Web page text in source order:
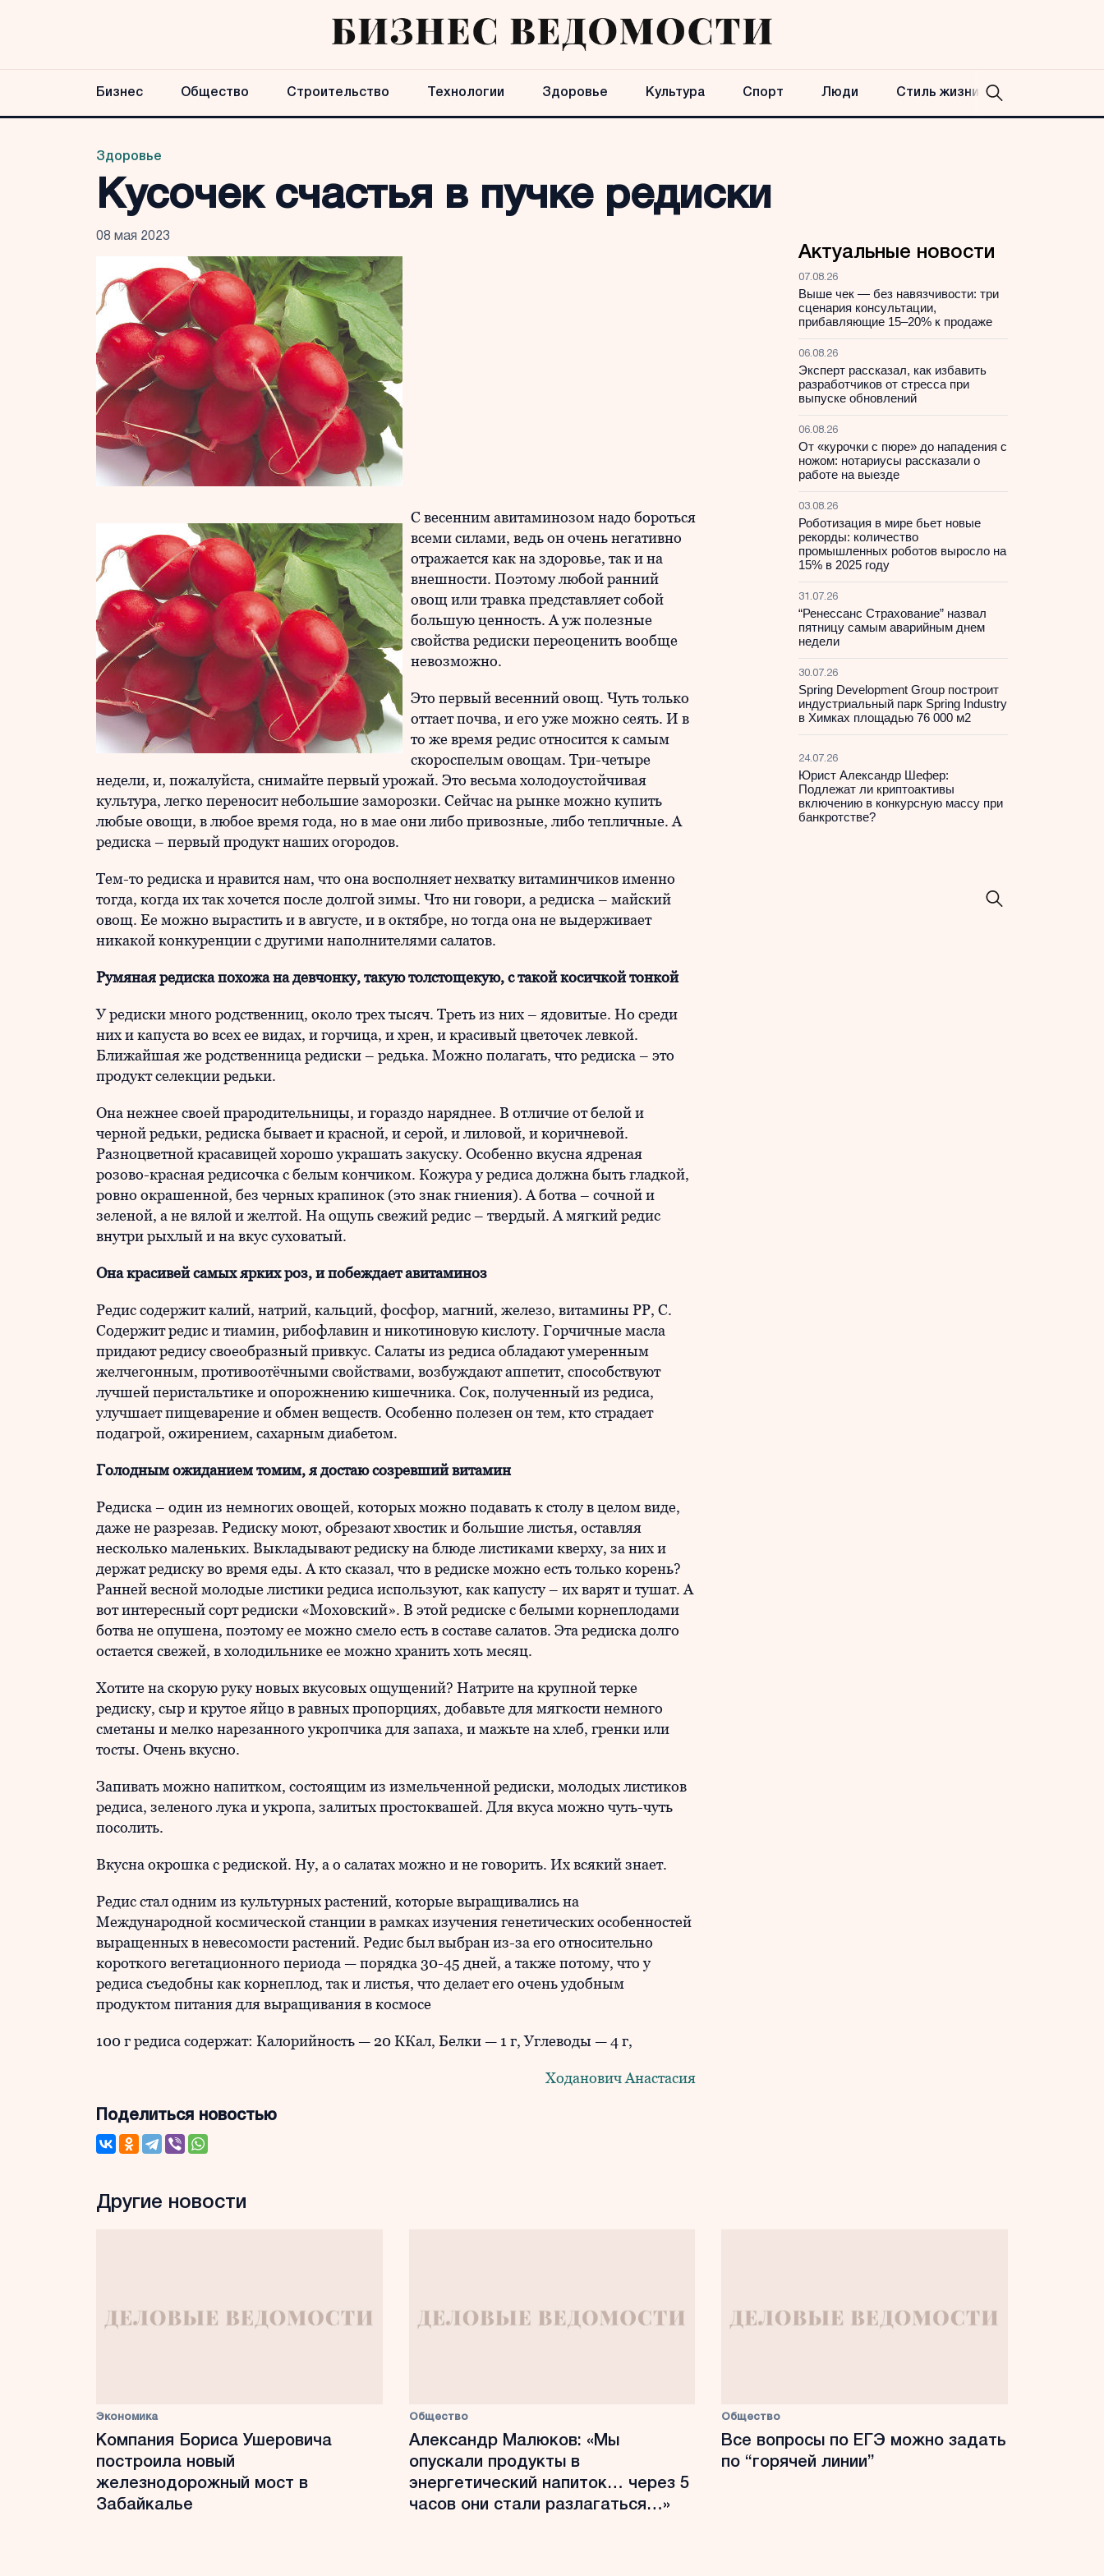
Бизнес Общество Строительство Технологии Здоровье Культура Спорт Люди Стиль жизни
Здоровье
Кусочек счастья в пучке редиски
08 мая 2023
С весенним авитаминозом надо бороться
всеми силами, ведь он очень негативно
отражается как на здоровье, так и на
внешности. Поэтому любой ранний
овощ или травка представляет собой
большую ценность. А уж полезные
свойства редиски переоценить вообще
невозможно.
Это первый весенний овощ. Чуть только
оттает почва, и его уже можно сеять. И в
то же время редис относится к самым
скороспелым овощам. Три-четыре
недели, и, пожалуйста, снимайте первый урожай. Это весьма холодоустойчивая
культура, легко переносит небольшие заморозки. Сейчас на рынке можно купить
любые овощи, в любое время года, но в мае они либо привозные, либо тепличные. А
редиска – первый продукт наших огородов.
Тем-то редиска и нравится нам, что она восполняет нехватку витаминчиков именно
тогда, когда их так хочется после долгой зимы. Что ни говори, а редиска – майский
овощ. Ее можно вырастить и в августе, и в октябре, но тогда она не выдерживает
никакой конкуренции с другими наполнителями салатов.
Румяная редиска похожа на девчонку, такую толстощекую, с такой косичкой тонкой
У редиски много родственниц, около трех тысяч. Треть из них – ядовитые. Но среди
них и капуста во всех ее видах, и горчица, и хрен, и красивый цветочек левкой.
Ближайшая же родственница редиски – редька. Можно полагать, что редиска – это
продукт селекции редьки.
Она нежнее своей прародительницы, и гораздо наряднее. В отличие от белой и
черной редьки, редиска бывает и красной, и серой, и лиловой, и коричневой.
Разноцветной красавицей хорошо украшать закуску. Особенно вкусна ядреная
розово-красная редисочка с белым кончиком. Кожура у редиса должна быть гладкой,
ровно окрашенной, без черных крапинок (это знак гниения). А ботва – сочной и
зеленой, а не вялой и желтой. На ощупь свежий редис – твердый. А мягкий редис
внутри рыхлый и на вкус суховатый.
Она красивей самых ярких роз, и побеждает авитаминоз
Редис содержит калий, натрий, кальций, фосфор, магний, железо, витамины РР, С.
Содержит редис и тиамин, рибофлавин и никотиновую кислоту. Горчичные масла
придают редису своеобразный привкус. Салаты из редиса обладают умеренным
желчегонным, противоотёчными свойствами, возбуждают аппетит, способствуют
лучшей перистальтике и опорожнению кишечника. Сок, полученный из редиса,
улучшает пищеварение и обмен веществ. Особенно полезен он тем, кто страдает
подагрой, ожирением, сахарным диабетом.
Голодным ожиданием томим, я достаю созревший витамин
Редиска – один из немногих овощей, которых можно подавать к столу в целом виде,
даже не разрезав. Редиску моют, обрезают хвостик и большие листья, оставляя
несколько маленьких. Выкладывают редиску на блюде листиками кверху, за них и
держат редиску во время еды. А кто сказал, что в редиске можно есть только корень?
Ранней весной молодые листики редиса используют, как капусту – их варят и тушат. А
вот интересный сорт редиски «Моховский». В этой редиске с белыми корнеплодами
ботва не опушена, поэтому ее можно смело есть в составе салатов. Эта редиска долго
остается свежей, в холодильнике ее можно хранить хоть месяц.
Хотите на скорую руку новых вкусовых ощущений? Натрите на крупной терке
редиску, сыр и крутое яйцо в равных пропорциях, добавьте для мягкости немного
сметаны и мелко нарезанного укропчика для запаха, и мажьте на хлеб, гренки или
тосты. Очень вкусно.
Запивать можно напитком, состоящим из измельченной редиски, молодых листиков
редиса, зеленого лука и укропа, залитых простоквашей. Для вкуса можно чуть-чуть
посолить.
Вкусна окрошка с редиской. Ну, а о салатах можно и не говорить. Их всякий знает.
Редис стал одним из культурных растений, которые выращивались на
Международной космической станции в рамках изучения генетических особенностей
выращенных в невесомости растений. Редис был выбран из-за его относительно
короткого вегетационного периода — порядка 30-45 дней, а также потому, что у
редиса съедобны как корнеплод, так и листья, что делает его очень удобным
продуктом питания для выращивания в космосе
100 г редиса содержат: Калорийность — 20 ККал, Белки — 1 г, Углеводы — 4 г,
Ходанович Анастасия
Поделиться новостью
Актуальные новости
07.08.26
Выше чек — без навязчивости: три
сценария консультации,
прибавляющие 15–20% к продаже
06.08.26
Эксперт рассказал, как избавить
разработчиков от стресса при
выпуске обновлений
06.08.26
От «курочки с пюре» до нападения с
ножом: нотариусы рассказали о
работе на выезде
03.08.26
Роботизация в мире бьет новые
рекорды: количество
промышленных роботов выросло на
15% в 2025 году
31.07.26
“Ренессанс Страхование” назвал
пятницу самым аварийным днем
недели
30.07.26
Spring Development Group построит
индустриальный парк Spring Industry
в Химках площадью 76 000 м2
24.07.26
Юрист Александр Шефер:
Подлежат ли криптоактивы
включению в конкурсную массу при
банкротстве?
Другие новости
Экономика
Компания Бориса Ушеровича
построила новый
железнодорожный мост в
Забайкалье
Общество
Александр Малюков: «Мы
опускали продукты в
энергетический напиток… через 5
часов они стали разлагаться…»
Общество
Все вопросы по ЕГЭ можно задать
по “горячей линии”